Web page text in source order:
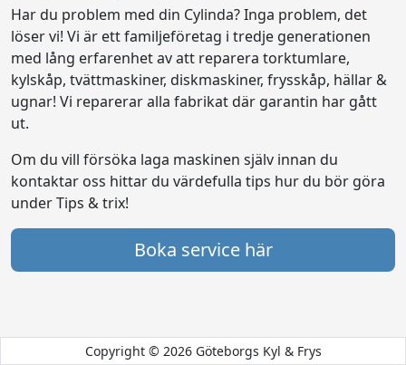
Har du problem med din Cylinda? Inga problem, det
löser vi! Vi är ett familjeföretag i tredje generationen
med lång erfarenhet av att reparera torktumlare,
kylskåp, tvättmaskiner, diskmaskiner, frysskåp, hällar &
ugnar! Vi reparerar alla fabrikat där garantin har gått
ut.
Om du vill försöka laga maskinen själv innan du
kontaktar oss hittar du värdefulla tips hur du bör göra
under Tips & trix!
Boka service här
Copyright © 2026 Göteborgs Kyl & Frys